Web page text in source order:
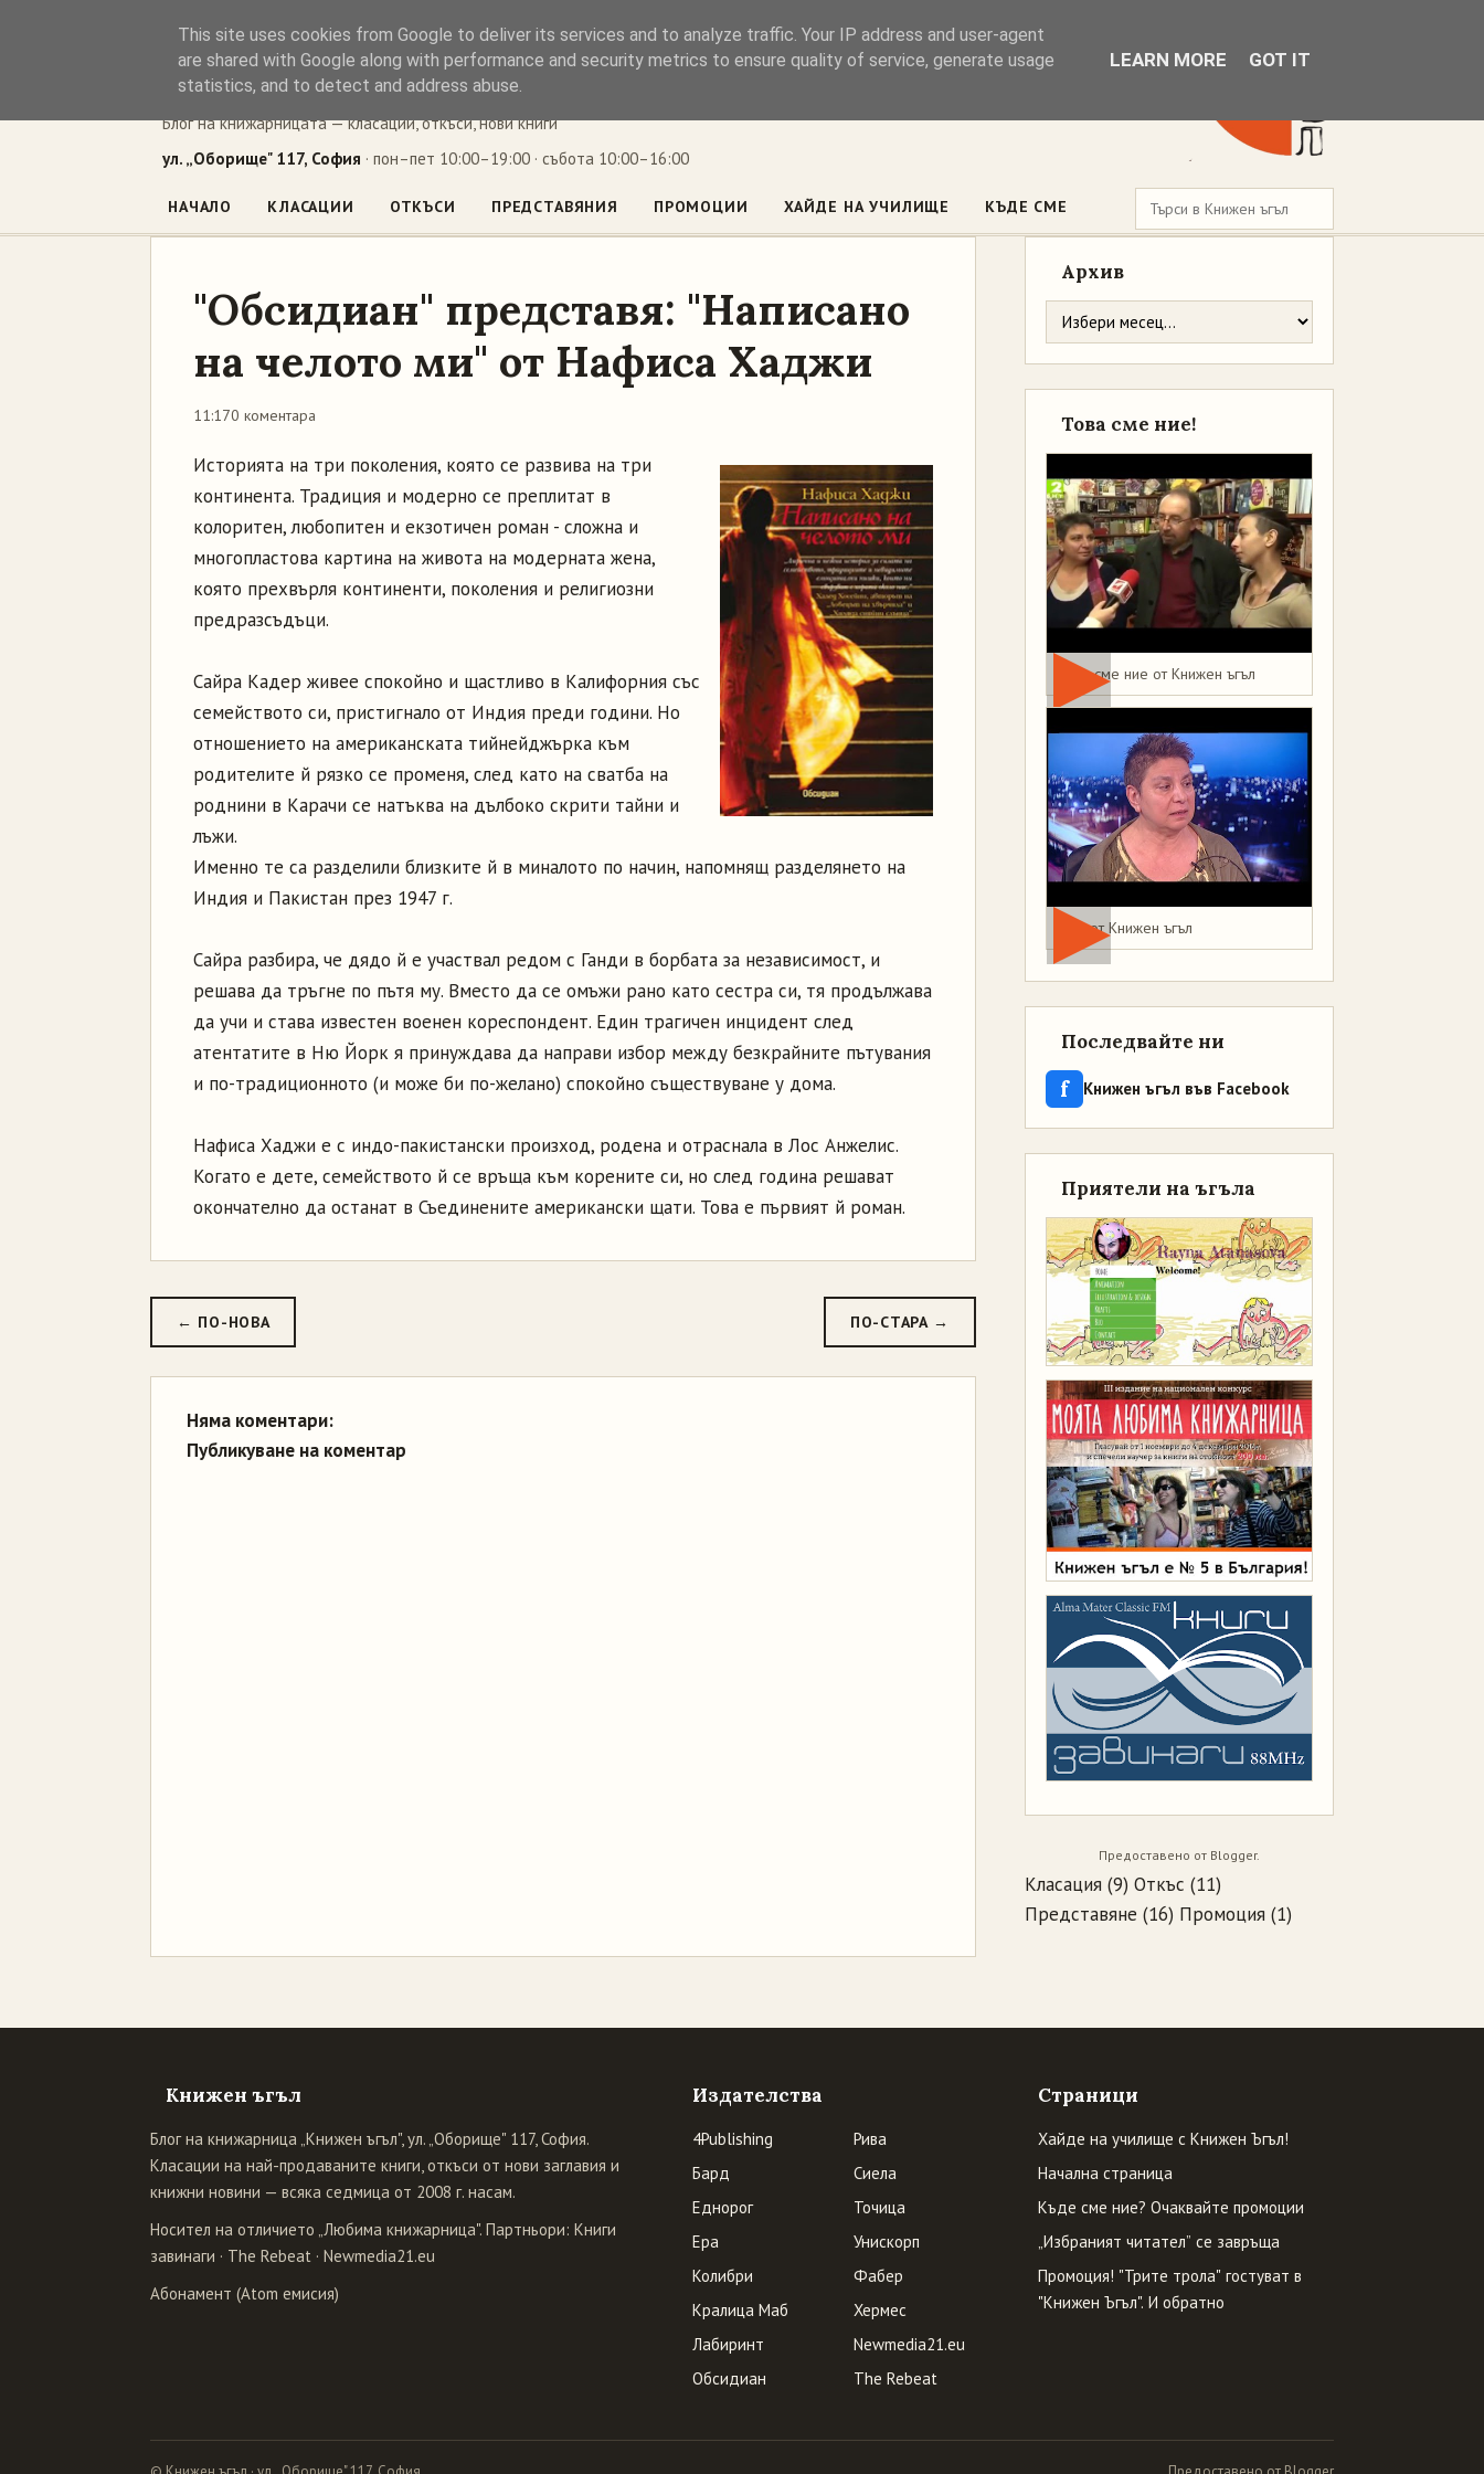
Книжен ъгъл
Блог на книжарницата — класации, откъси, нови книги
ул. „Оборище" 117, София · пон–пет 10:00–19:00 · събота 10:00–16:00
НАЧАЛО КЛАСАЦИИ ОТКЪСИ ПРЕДСТАВЯНИЯ ПРОМОЦИИ ХАЙДЕ НА УЧИЛИЩЕ КЪДЕ СМЕ
"Обсидиан" представя: "Написано
на челото ми" от Нафиса Хаджи
11:170 коментара
Историята на три поколения, която се развива на три
континента. Традиция и модерно се преплитат в
колоритен, любопитен и екзотичен роман - сложна и
многопластова картина на живота на модерната жена,
която прехвърля континенти, поколения и религиозни
предразсъдъци.
Сайра Кадер живее спокойно и щастливо в Калифорния със
семейството си, пристигнало от Индия преди години. Но
отношението на американската тийнейджърка към
родителите й рязко се променя, след като на сватба на
роднини в Карачи се натъква на дълбоко скрити тайни и
лъжи.
Именно те са разделили близките й в миналото по начин, напомнящ разделянето на
Индия и Пакистан през 1947 г.
Сайра разбира, че дядо й е участвал редом с Ганди в борбата за независимост, и
решава да тръгне по пътя му. Вместо да се омъжи рано като сестра си, тя продължава
да учи и става известен военен кореспондент. Един трагичен инцидент след
атентатите в Ню Йорк я принуждава да направи избор между безкрайните пътувания
и по-традиционното (и може би по-желано) спокойно съществуване у дома.
Нафиса Хаджи е с индо-пакистански произход, родена и отраснала в Лос Анжелис.
Когато е дете, семейството й се връща към корените си, но след година решават
окончателно да останат в Съединените американски щати. Това е първият й роман.
← ПО-НОВА ПО-СТАРА →
Няма коментари:
Публикуване на коментар
Архив
Това сме ние!
Това сме ние от Книжен ъгъл
Мая от Книжен ъгъл
Последвайте ни
f Книжен ъгъл във Facebook
Приятели на ъгъла
Предоставено от Blogger.
Класация (9) Откъс (11)
Представяне (16) Промоция (1)
Книжен ъгъл
Блог на книжарница „Книжен ъгъл", ул. „Оборище" 117, София.
Класации на най-продаваните книги, откъси от нови заглавия и
книжни новини — всяка седмица от 2008 г. насам.
Носител на отличието „Любима книжарница". Партньори: Книги
завинаги · The Rebeat · Newmedia21.eu
Абонамент (Atom емисия)
Издателства
4Publishing
Бард
Еднорог
Ера
Колибри
Кралица Маб
Лабиринт
Обсидиан
Рива
Сиела
Точица
Унискорп
Фабер
Хермес
Newmedia21.eu
The Rebeat
Страници
Хайде на училище с Книжен Ъгъл!
Начална страница
Къде сме ние? Очаквайте промоции
„Избраният читател” се завръща
Промоция! "Трите трола" гостуват в
"Книжен Ъгъл". И обратно
This site uses cookies from Google to deliver its services and to analyze traffic. Your IP address and user-agent
are shared with Google along with performance and security metrics to ensure quality of service, generate usage
statistics, and to detect and address abuse.
LEARN MORE GOT IT